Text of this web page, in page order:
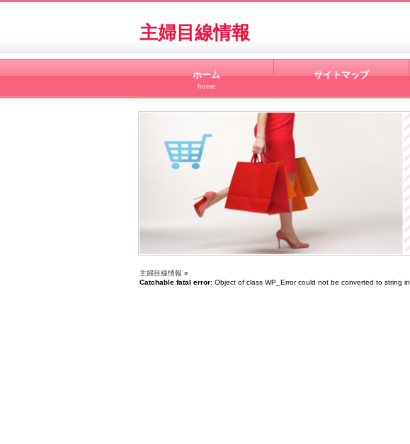
主婦目線情報
ホーム
home
サイトマップ
主婦目線情報 »
Catchable fatal error: Object of class WP_Error could not be converted to string in